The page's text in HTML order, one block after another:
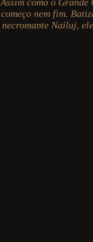
começo nem fim.
necromante Nailuj,